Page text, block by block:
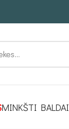
MINKŠTI BALDAI